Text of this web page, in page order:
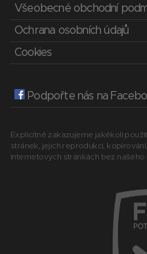
Všeobecné obchodní
Ochrana osobních údajů
Cookies
Podpořte nás na
Explicitně zakazujeme jakékoli
stránek, jejich reprodukci,
internetových stránkách bez našeho